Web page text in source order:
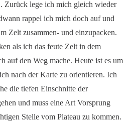
Zurück lege ich mich gleich wieder
rappel ich mich doch auf und
Zelt zusammen- und einzupacken.
als ich das feute Zelt in dem
auf den Weg mache. Heute ist es um
nach der Karte zu orientieren. Ich
die tiefen Einschnitte der
und muss eine Art Vorsprung
Stelle vom Plateau zu kommen.